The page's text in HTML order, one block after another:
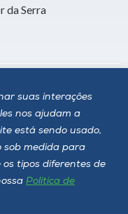
suas interações
nos ajudam a
está sendo usado,
sob medida para
os tipos diferentes de
Política de
da Serra